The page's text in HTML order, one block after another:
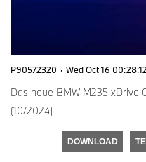
P90572320 · Wed Oct 16
Das neue BMW M235 xDrive
(10/2024)
DOWNLOAD